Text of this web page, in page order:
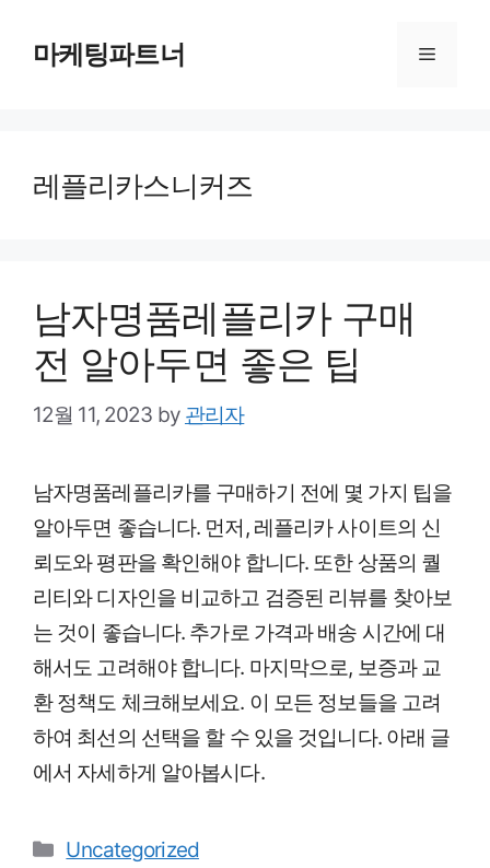
마케팅파트너 Menu
레플리카스니커즈
남자명품레플리카 구매
전 알아두면 좋은 팁
12월 11, 2023 by 관리자
남자명품레플리카를 구매하기 전에 몇 가지 팁을
알아두면 좋습니다. 먼저, 레플리카 사이트의 신
뢰도와 평판을 확인해야 합니다. 또한 상품의 퀄
리티와 디자인을 비교하고 검증된 리뷰를 찾아보
는 것이 좋습니다. 추가로 가격과 배송 시간에 대
해서도 고려해야 합니다. 마지막으로, 보증과 교
환 정책도 체크해보세요. 이 모든 정보들을 고려
하여 최선의 선택을 할 수 있을 것입니다. 아래 글
에서 자세하게 알아봅시다.
Categories
Uncategorized